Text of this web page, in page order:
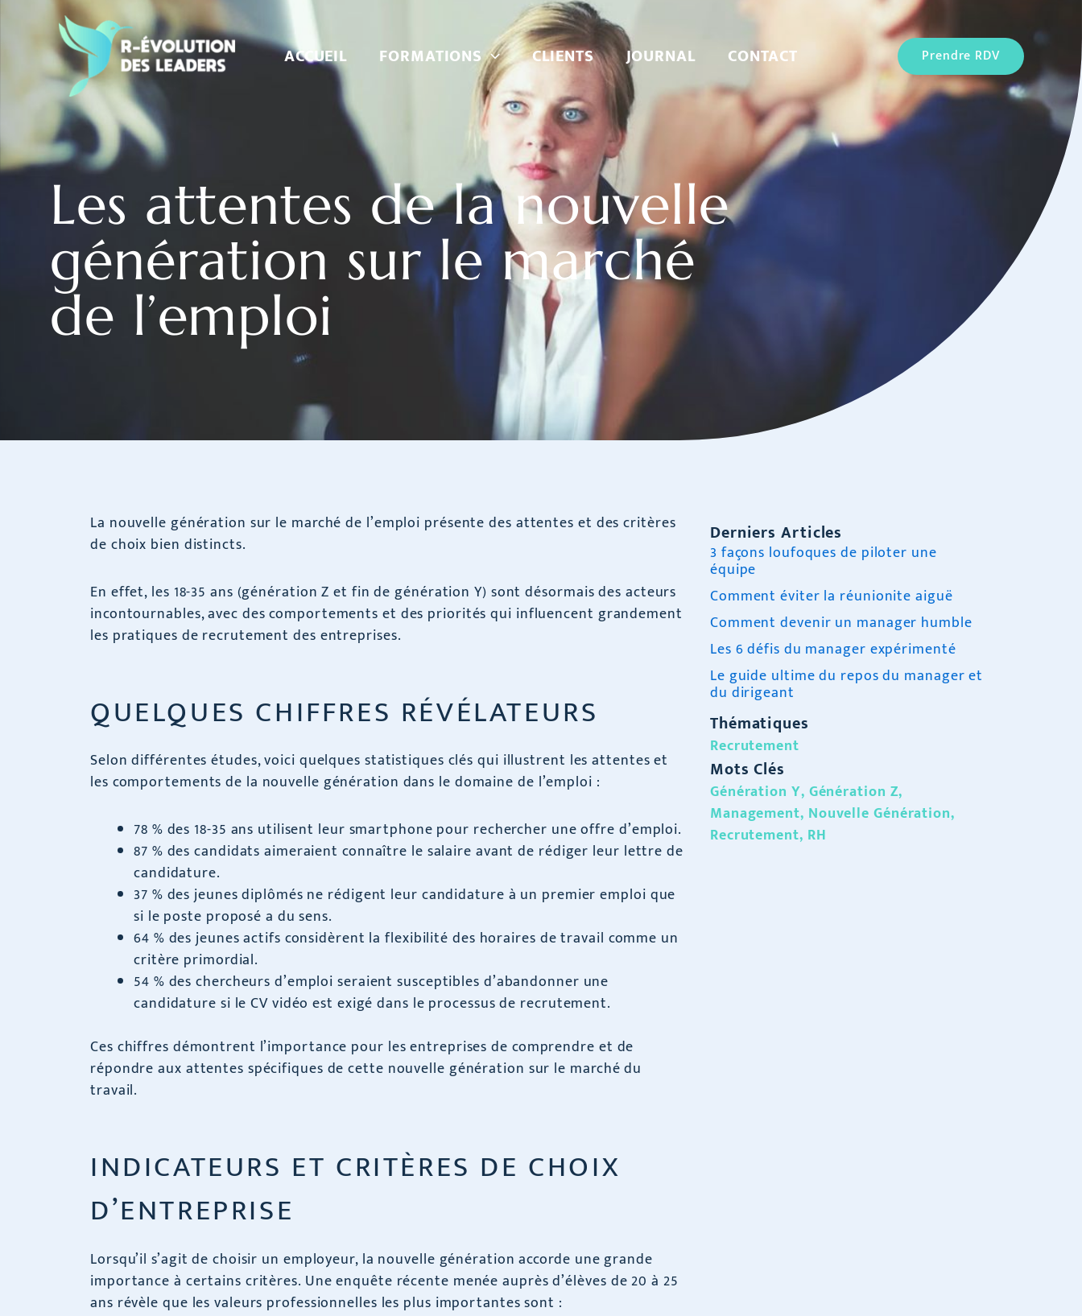
contenu
ACCUEIL FORMATIONS CLIENTS JOURNAL CONTACT Prendre RDV
Les attentes de la nouvelle
génération sur le marché
de l’emploi
La nouvelle génération sur le marché de l’emploi présente des attentes et des critères
de choix bien distincts.
En effet, les 18-35 ans (génération Z et fin de génération Y) sont désormais des acteurs
incontournables, avec des comportements et des priorités qui influencent grandement
les pratiques de recrutement des entreprises.
QUELQUES CHIFFRES RÉVÉLATEURS
Selon différentes études, voici quelques statistiques clés qui illustrent les attentes et
les comportements de la nouvelle génération dans le domaine de l’emploi :
78 % des 18-35 ans utilisent leur smartphone pour rechercher une offre d’emploi.
87 % des candidats aimeraient connaître le salaire avant de rédiger leur lettre de
candidature.
37 % des jeunes diplômés ne rédigent leur candidature à un premier emploi que
si le poste proposé a du sens.
64 % des jeunes actifs considèrent la flexibilité des horaires de travail comme un
critère primordial.
54 % des chercheurs d’emploi seraient susceptibles d’abandonner une
candidature si le CV vidéo est exigé dans le processus de recrutement.
Ces chiffres démontrent l’importance pour les entreprises de comprendre et de
répondre aux attentes spécifiques de cette nouvelle génération sur le marché du
travail.
INDICATEURS ET CRITÈRES DE CHOIX
D’ENTREPRISE
Lorsqu’il s’agit de choisir un employeur, la nouvelle génération accorde une grande
importance à certains critères. Une enquête récente menée auprès d’élèves de 20 à 25
ans révèle que les valeurs professionnelles les plus importantes sont :
Derniers Articles
3 façons loufoques de piloter une
équipe
Comment éviter la réunionite aiguë
Comment devenir un manager humble
Les 6 défis du manager expérimenté
Le guide ultime du repos du manager et
du dirigeant
Thématiques
Recrutement
Mots Clés
Génération Y, Génération Z,
Management, Nouvelle Génération,
Recrutement, RH